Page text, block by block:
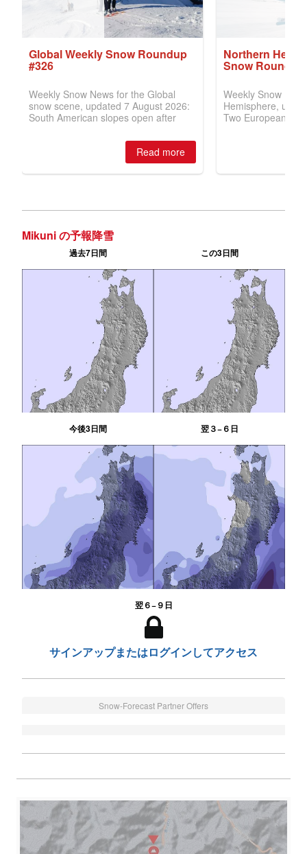
Mikuni の予報降雪
過去7日間 この3日間
今後3日間 翌３−６日
翌６−９日
サインアップまたはログインしてアクセス
Snow-Forecast Partner Offers